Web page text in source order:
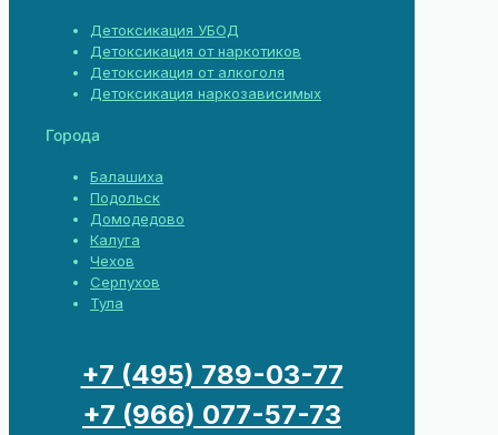
Детоксикация УБОД
Детоксикация от наркотиков
Детоксикация от алкоголя
Детоксикация наркозависимых
Города
Балашиха
Подольск
Домодедово
Калуга
Чехов
Серпухов
Тула
+7 (495) 789-03-77
+7 (966) 077-57-73